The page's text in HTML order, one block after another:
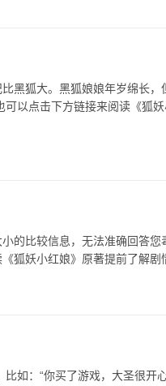
黑狐大。黑狐娘娘年岁绵长
以点击下方链接来阅读《狐
的比较信息，无法准确回答
狐妖小红娘》原著提前了解剧
如：“你买了游戏，大圣很开